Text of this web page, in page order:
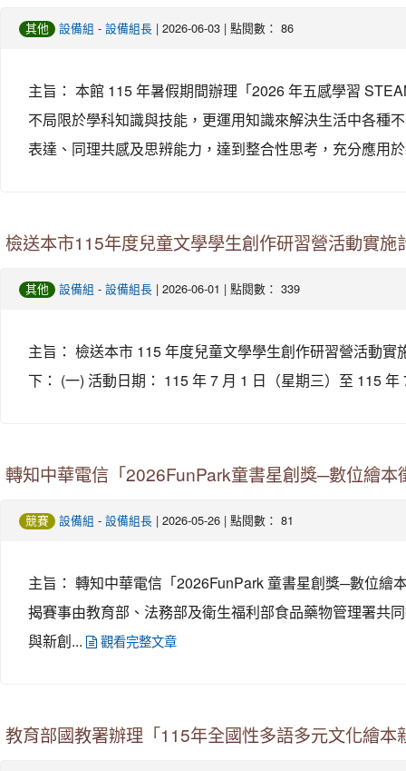
其他 設備組 - 設備組長 | 2026-06-03 | 點閱數： 86
主旨： 本館 115 年暑假期間辦理「2026 年五感學習
不局限於學科知識與技能，更運用知識來解決生活中各種
表達、同理共感及思辨能力，達到整合性思考，充分應用
檢送本市115年度兒童文學學生創作研習營活動實施
其他 設備組 - 設備組長 | 2026-06-01 | 點閱數： 339
主旨： 檢送本市 115 年度兒童文學學生創作研習營活動
下： (一) 活動日期： 115 年 7 月 1 日（星期三）至 115
轉知中華電信「2026FunPark童書星創獎─數位繪
競賽 設備組 - 設備組長 | 2026-05-26 | 點閱數： 81
主旨： 轉知中華電信「2026FunPark 童書星創獎─數位繪
揭賽事由教育部、法務部及衛生福利部食品藥物管理署共
與新創...
觀看完整文章
教育部國教署辦理「115年全國性多語多元文化繪